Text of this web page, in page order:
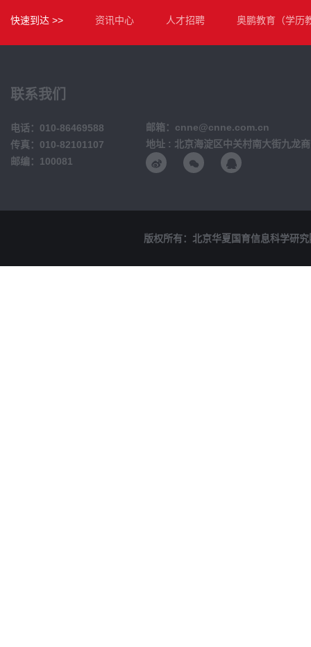
快速到达 >> 资讯中心 人才招聘 奥鹏教育（学历
联系我们
电话：010-86469588
传真：010-82101107
邮编：100081
邮箱：cnne@cnne.com.cn
地址 : 北京海淀区中关村南大街九龙
版权所有：北京华夏国育信息科学